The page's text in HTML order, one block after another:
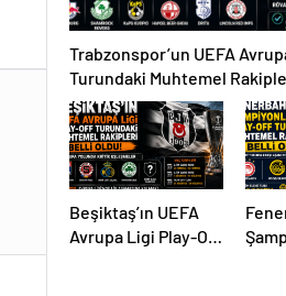
Trabzonspor’un UEFA
Turundaki Muhtemel
Beşiktaş’ın UEFA
Avrupa Ligi Play-Off